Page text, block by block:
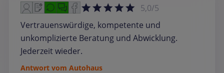
5,0/5
Vertrauenswürdige, kompetente und
unkomplizierte Beratung und Abwicklung.
Jederzeit wieder.
Antwort vom Autohaus